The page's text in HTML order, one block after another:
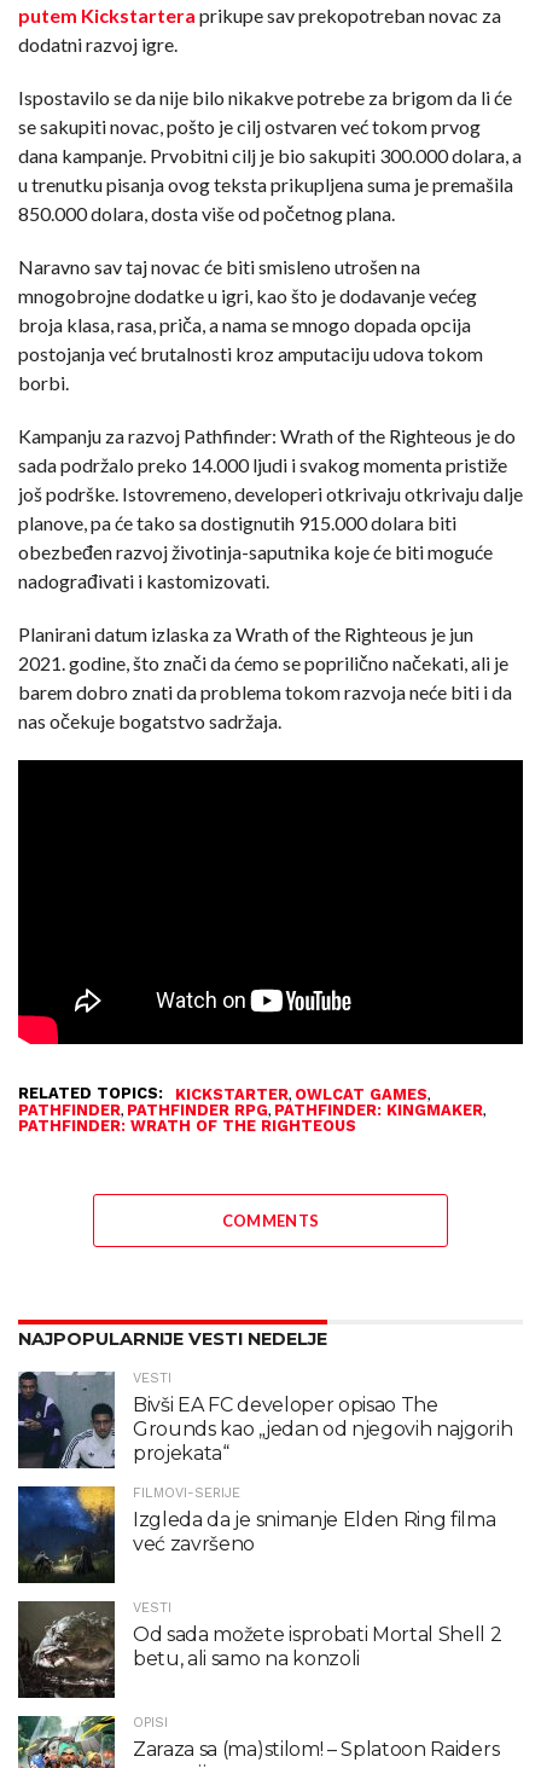
putem Kickstartera prikupe sav prekopotreban novac za
dodatni razvoj igre.
Ispostavilo se da nije bilo nikakve potrebe za brigom da li će
se sakupiti novac, pošto je cilj ostvaren već tokom prvog
dana kampanje. Prvobitni cilj je bio sakupiti 300.000 dolara, a
u trenutku pisanja ovog teksta prikupljena suma je premašila
850.000 dolara, dosta više od početnog plana.
Naravno sav taj novac će biti smisleno utrošen na
mnogobrojne dodatke u igri, kao što je dodavanje većeg
broja klasa, rasa, priča, a nama se mnogo dopada opcija
postojanja već brutalnosti kroz amputaciju udova tokom
borbi.
Kampanju za razvoj Pathfinder: Wrath of the Righteous je do
sada podržalo preko 14.000 ljudi i svakog momenta pristiže
još podrške. Istovremeno, developeri otkrivaju otkrivaju dalje
planove, pa će tako sa dostignutih 915.000 dolara biti
obezbeđen razvoj životinja-saputnika koje će biti moguće
nadograđivati i kastomizovati.
Planirani datum izlaska za Wrath of the Righteous je jun
2021. godine, što znači da ćemo se poprilično načekati, ali je
barem dobro znati da problema tokom razvoja neće biti i da
nas očekuje bogatstvo sadržaja.
RELATED TOPICS: KICKSTARTER, OWLCAT GAMES,
PATHFINDER, PATHFINDER RPG, PATHFINDER: KINGMAKER,
PATHFINDER: WRATH OF THE RIGHTEOUS
COMMENTS
NAJPOPULARNIJE VESTI NEDELJE
VESTI
Bivši EA FC developer opisao The
Grounds kao „jedan od njegovih najgorih
projekata“
FILMOVI-SERIJE
Izgleda da je snimanje Elden Ring filma
već završeno
VESTI
Od sada možete isprobati Mortal Shell 2
betu, ali samo na konzoli
OPISI
Zaraza sa (ma)stilom! – Splatoon Raiders